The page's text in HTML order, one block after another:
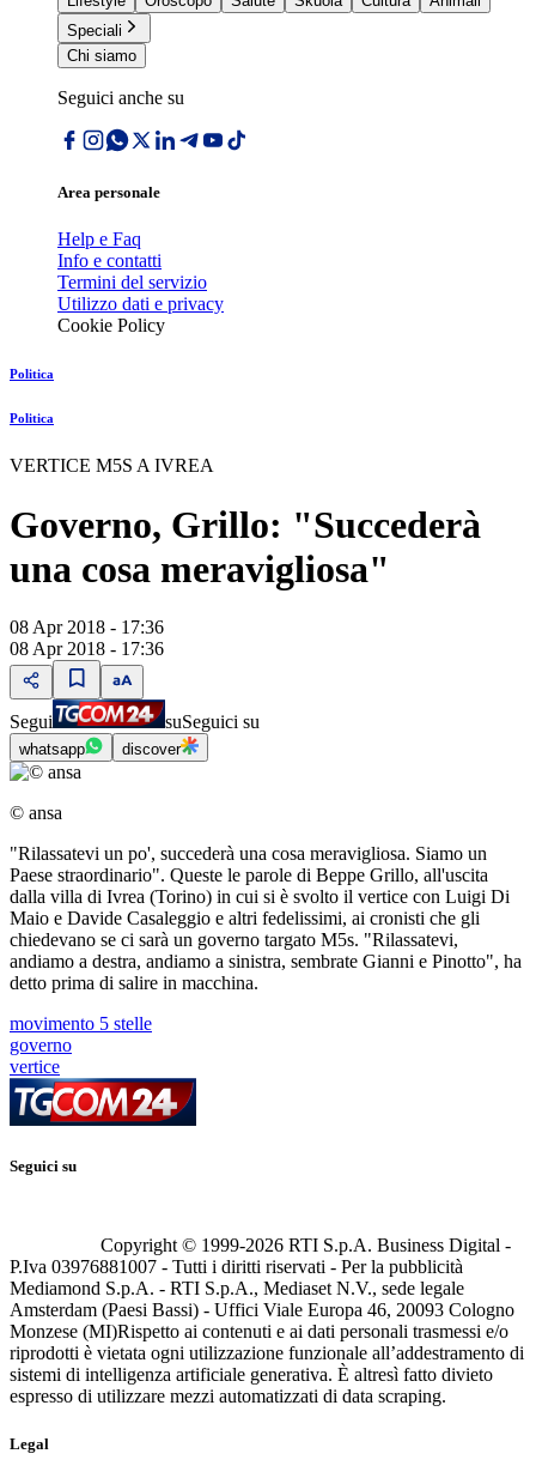
Speciali
Chi siamo
Seguici anche su
Area personale
Help e Faq
Info e contatti
Termini del servizio
Utilizzo dati e privacy
Cookie Policy
Politica
Politica
VERTICE M5S A IVREA
Governo, Grillo: "Succederà
una cosa meravigliosa"
08 Apr 2018 - 17:36
08 Apr 2018 - 17:36
Segui suSeguici su
whatsapp discover
© ansa
"Rilassatevi un po', succederà una cosa meravigliosa. Siamo un
Paese straordinario". Queste le parole di Beppe Grillo, all'uscita
dalla villa di Ivrea (Torino) in cui si è svolto il vertice con Luigi Di
Maio e Davide Casaleggio e altri fedelissimi, ai cronisti che gli
chiedevano se ci sarà un governo targato M5s. "Rilassatevi,
andiamo a destra, andiamo a sinistra, sembrate Gianni e Pinotto", ha
detto prima di salire in macchina.
movimento 5 stelle
governo
vertice
Seguici su
Copyright © 1999-2026 RTI S.p.A. Business Digital -
P.Iva 03976881007 - Tutti i diritti riservati - Per la pubblicità
Mediamond S.p.A. - RTI S.p.A., Mediaset N.V., sede legale
Amsterdam (Paesi Bassi) - Uffici Viale Europa 46, 20093 Cologno
Monzese (MI)Rispetto ai contenuti e ai dati personali trasmessi e/o
riprodotti è vietata ogni utilizzazione funzionale all’addestramento di
sistemi di intelligenza artificiale generativa. È altresì fatto divieto
espresso di utilizzare mezzi automatizzati di data scraping.
Legal